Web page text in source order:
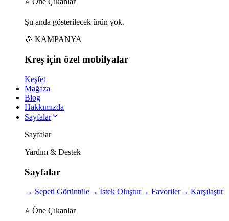
Şu anda gösterilecek ürün yok.
🎉 KAMPANYA
Kreş için özel mobilyalar
Keşfet
Mağaza
Blog
Hakkımızda
Sayfalar
Sayfalar
Yardım & Destek
Sayfalar
→ Sepeti Görüntüle→ İstek Oluştur→ Favoriler→ Karşılaştır
⭐ Öne Çıkanlar